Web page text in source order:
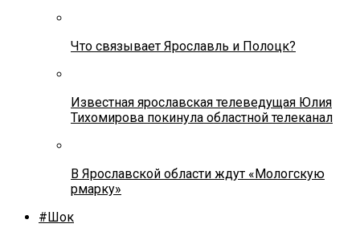
Что связывает Ярославль и Полоцк?
Известная ярославская телеведущая Юлия
Тихомирова покинула областной телеканал
В Ярославской области ждут «Мологскую
рмарку»
#Шок